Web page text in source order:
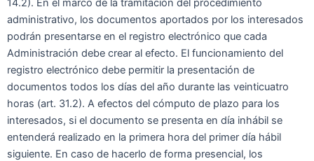
administrativo, los documentos aportados por los interesados
podrán presentarse en el registro electrónico que cada
Administración debe crear al efecto. El funcionamiento del
registro electrónico debe permitir la presentación de
documentos todos los días del año durante las veinticuatro
horas (art. 31.2). A efectos del cómputo de plazo para los
interesados, si el documento se presenta en día inhábil se
entenderá realizado en la primera hora del primer día hábil
siguiente. En caso de hacerlo de forma presencial, los